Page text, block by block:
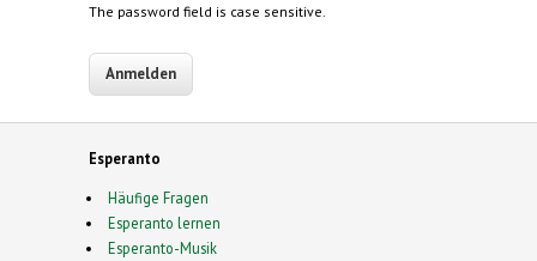
The password field is case sensitive.
Esperanto
Häufige Fragen
Esperanto lernen
Esperanto-Musik